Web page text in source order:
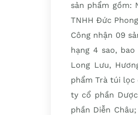
sản phẩm gồm:
TNHH Đức
Công nhận 09
hạng 4 sao,
Long Lưu,
phẩm Trà túi lọc
ty cổ phần
phần Diễn